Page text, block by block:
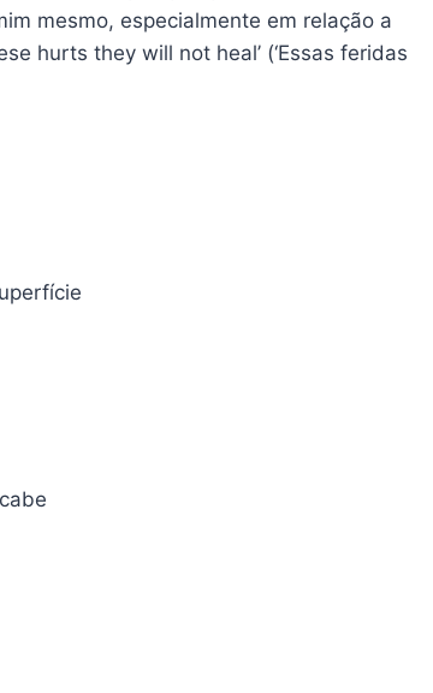
mesmo, especialmente em relação a
hurts they will not heal’ (‘Essas feridas